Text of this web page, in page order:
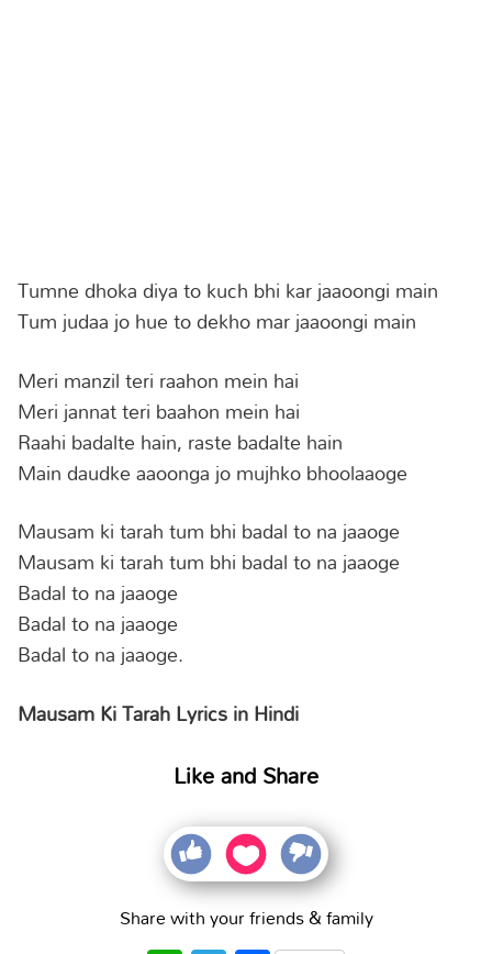
Tumne dhoka diya to kuch bhi kar jaaoongi main
Tum judaa jo hue to dekho mar jaaoongi main
Meri manzil teri raahon mein hai
Meri jannat teri baahon mein hai
Raahi badalte hain, raste badalte hain
Main daudke aaoonga jo mujhko bhoolaaoge
Mausam ki tarah tum bhi badal to na jaaoge
Mausam ki tarah tum bhi badal to na jaaoge
Badal to na jaaoge
Badal to na jaaoge
Badal to na jaaoge.
Mausam Ki Tarah Lyrics in Hindi
Like and Share
Share with your friends & family